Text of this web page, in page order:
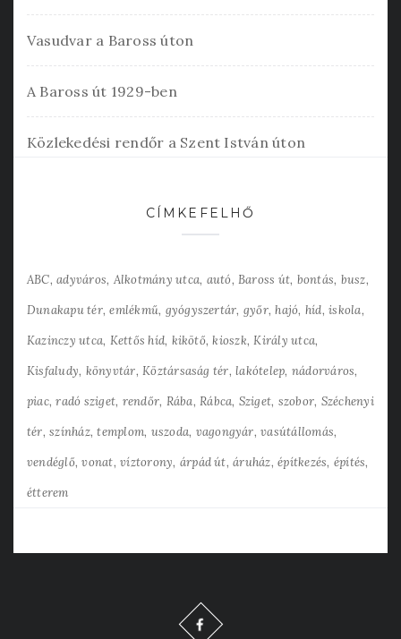
Vasudvar a Baross úton
A Baross út 1929-ben
Közlekedési rendőr a Szent István úton
CÍMKEFELHŐ
ABC adyváros Alkotmány utca autó Baross út bontás busz
Dunakapu tér emlékmű gyógyszertár győr hajó híd iskola
Kazinczy utca Kettős híd kikötő kioszk Király utca
Kisfaludy könyvtár Köztársaság tér lakótelep nádorváros
piac radó sziget rendőr Rába Rábca Sziget szobor Széchenyi
tér színház templom uszoda vagongyár vasútállomás
vendéglő vonat víztorony árpád út áruház építkezés építés
étterem